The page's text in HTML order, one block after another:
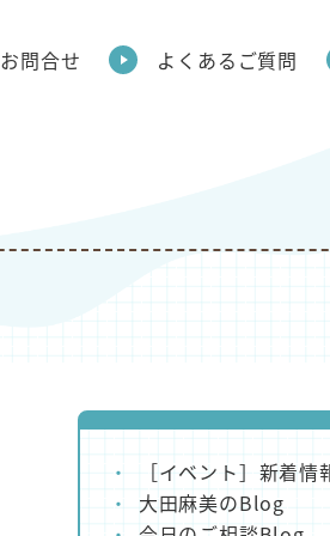
お問合せ よくあるご質問
［イベント］新着情
大田麻美のBlog